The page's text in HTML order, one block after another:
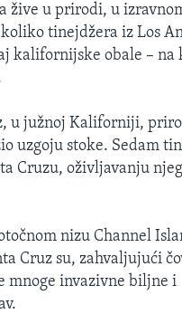
žive u prirodi, u
tinejdžera iz Los
kalifornijske obale – na
u južnoj Kaliforniji,
uzgoju stoke. Sedam
Cruzu, oživljavanju
nizu Channel
Cruz su, zahvaljujući
mnoge invazivne biljne i